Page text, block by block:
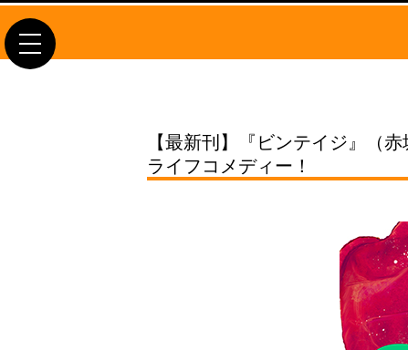
toggle
【最新刊】『ビンテイジ』（
ライフコメディー！